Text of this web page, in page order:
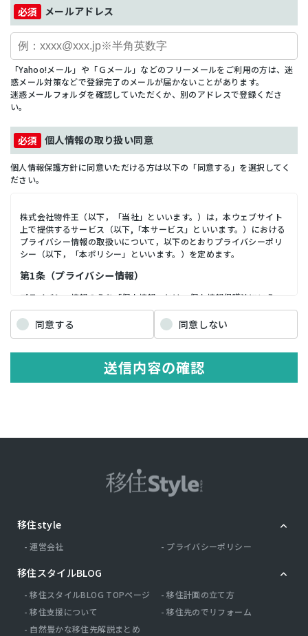
メールアドレス
「Yahoo!メール」や「Ｇメール」などのフリーメールをご利用の方は、迷
惑メール対策などで登録完了のメールが届かないことがあります。
迷惑メールフォルダを確認していただくか、別のアドレスで登録くださ
い。
個人情報の取り扱い同意
個人情報保護方針に同意いただける方は以下の「同意する」を選択してく
ださい。
株式会社物件王（以下，「当社」といいます。）は，本ウェブサイト
上で提供するサービス（以下,「本サービス」といいます。）における
プライバシー情報の取扱いについて，以下のとおりプライバシーポリ
シー（以下，「本ポリシー」といいます。）を定めます。
第1条（プライバシー情報）
プライバシー情報のうち「個人情報」とは，個人情報保護法にいう
「個人情報」を指すものとし，生存する個人に関する情報であって，
当該情報に含まれる氏名，生年月日，住所，電話番号，連絡先その他
の記述等により特定の個人を識別できる情報を指します。 プライバシ
情報」以外のものをいい，ご利用いただいたサービスやご購入いただ
いた商品，ご覧になったページや広告の履歴，ユーザーが検索された
検索キーワード，ご利用日時，ご利用の方法，ご利用環境，郵便番号
第２条（プライバシー情報の収集方法）
番号，メールアドレス，銀行口座番号，クレジットカード番号，運転
免許証番号などの個人情報をお尋ねすることがあります。また，ユー
ザーと提携先などとの間でなされたユーザーの個人情報を含む取引記
配信先などを含みます。以下，｢提携先｣といいます。）などから収集
することがあります。 当社は，ユーザーについて，利用したサービス
やソフトウエア，購入した商品，閲覧したページや広告の履歴，検索
じてご利用の場合の当該端末の通信状態，利用に際しての各種設定情
報なども含みます），IPアドレス，クッキー情報，位置情報，端末の
個体識別情報などの履歴情報および特性情報を，ユーザーが当社や提
携先のサービスを利用しまたはページを閲覧する際に収集します。
第３条（個人情報を収集・利用する目的）
同意する 同意しない
送信内容の確認
移住style
運営会社 プライバシーポリシー
移住スタイルBLOG
移住スタイルBLOG TOPページ
移住計画の立て方
移住支援について
移住先のでリフォーム
自然豊かな移住先解説まとめ